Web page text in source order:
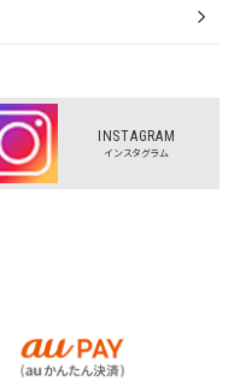
INSTAGRAM
インスタグラム